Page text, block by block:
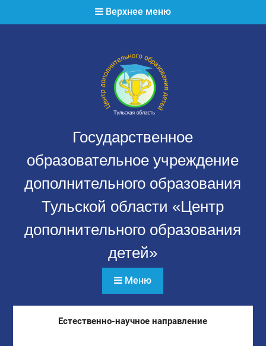
Верхнее меню
Государственное
образовательное учреждение
дополнительного образования
Тульской области «Центр
дополнительного образования
детей»
Меню
Естественно-научное направление